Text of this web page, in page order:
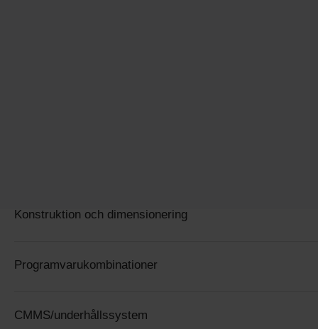
Konstruktion och dimensionering
Programvarukombinationer
CMMS/underhållssystem